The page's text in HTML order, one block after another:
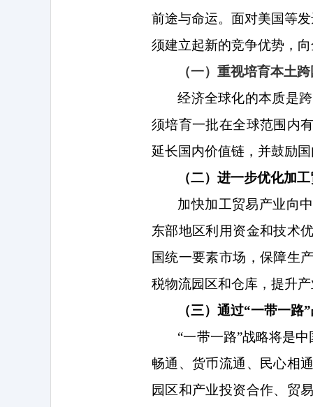
前途与命运。面对美国等
须建立起新的竞争优势，
（一）重视培育本土
经济全球化的本质是
须培育一批在全球范围内
延长国内价值链，并鼓励
（二）进一步优化加
加快加工贸易产业向
东部地区利用资金和技术
国统一要素市场，保障生
税物流园区和仓库，提升
（三）通过“一带一
“一带一路”战略将是
畅通、货币流通、民心相
园区和产业投资合作、贸